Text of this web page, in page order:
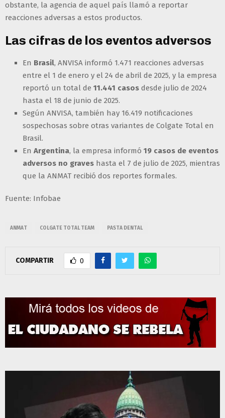
obstante, la agencia de aquel país llamó a reportar
reacciones adversas a estos productos.
Las cifras de los eventos adversos
En Brasil, ANVISA informó 1.471 reacciones adversas
entre el 1 de enero y el 24 de abril de 2025, y la empresa
reportó un total de 11.441 casos desde julio de 2024
hasta el 18 de junio de 2025.
Según ANVISA, también hay 16.419 notificaciones
sospechosas sobre otras variantes de Colgate Total en
Brasil.
En Argentina, la empresa informó 19 casos de eventos
adversos no graves hasta el 7 de julio de 2025, mientras
que la ANMAT recibió dos reportes formales.
Fuente: Infobae
ANMAT COLGATE TOTAL TEAM PASTA DENTAL
COMPARTIR 0